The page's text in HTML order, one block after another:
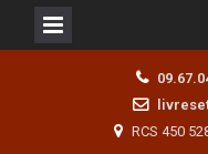
RCS 450